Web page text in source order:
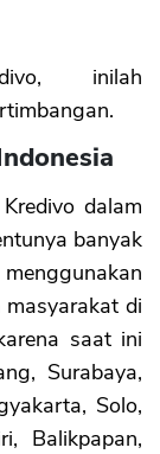
inilah
dalam
banyak
masyarakat di
saat ini
Surabaya,
Solo,
Balikpapan,